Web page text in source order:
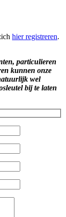
hier registreren.
particulieren
kunnen onze
wel
bij te laten